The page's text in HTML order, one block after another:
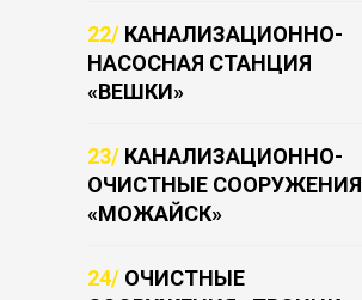
22/ КАНАЛИЗАЦИОННО-
НАСОСНАЯ СТАНЦИЯ
«ВЕШКИ»
23/ КАНАЛИЗАЦИОННО-
ОЧИСТНЫЕ СООРУЖЕНИЯ
«МОЖАЙСК»
24/ ОЧИСТНЫЕ